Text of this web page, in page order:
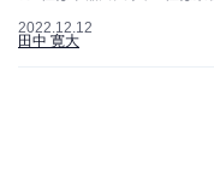
2022.12.12
田中 寛大